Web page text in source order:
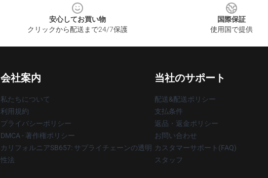
安心してお買い物
クリックから配送まで24/7保護
国際保証
使用国で提供
会社案内
私たちについて
利用規約
プライバシーポリシー
DMCA - 著作権ポリシー
カリフォルニアSB657: サプライチェーンの透明
性法
当社のサポート
配送&配送ポリシー
支払条件
返品・返金ポリシー
お問い合わせ
カスタマーサポート(FAQ)
スタッフ